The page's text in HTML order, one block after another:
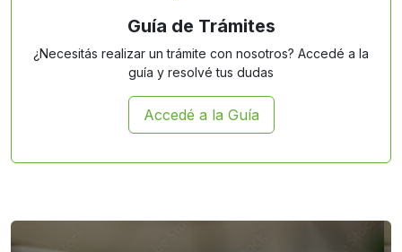
Guía de Trámites
¿Necesitás realizar un trámite con nosotros? Accedé a la
guía y resolvé tus dudas
Accedé a la Guía